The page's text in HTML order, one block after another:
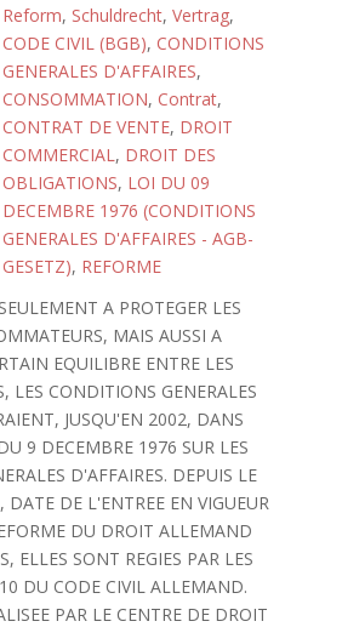
Reform, Schuldrecht, Vertrag,
CODE CIVIL (BGB), CONDITIONS
GENERALES D'AFFAIRES,
CONSOMMATION, Contrat,
CONTRAT DE VENTE, DROIT
COMMERCIAL, DROIT DES
OBLIGATIONS, LOI DU 09
DECEMBRE 1976 (CONDITIONS
GENERALES D'AFFAIRES - AGB-
GESETZ), REFORME
A PROTEGER LES
MAIS AUSSI A
EQUILIBRE ENTRE LES
LES CONDITIONS GENERALES
JUSQU'EN 2002, DANS
9 DECEMBRE 1976 SUR LES
D'AFFAIRES. DEPUIS LE
DATE DE L'ENTREE EN VIGUEUR
DU DROIT ALLEMAND
ELLES SONT REGIES PAR LES
DU CODE CIVIL ALLEMAND.
PAR LE CENTRE DE DROIT